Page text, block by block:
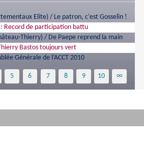
Elite) / Le patron, c’est Gosselin !
: Record de participation battu
Thierry) / De Paepe reprend la main
Bastos toujours vert
Générale de l’ACCT 2010
5 6 7 8 9 10 ∞